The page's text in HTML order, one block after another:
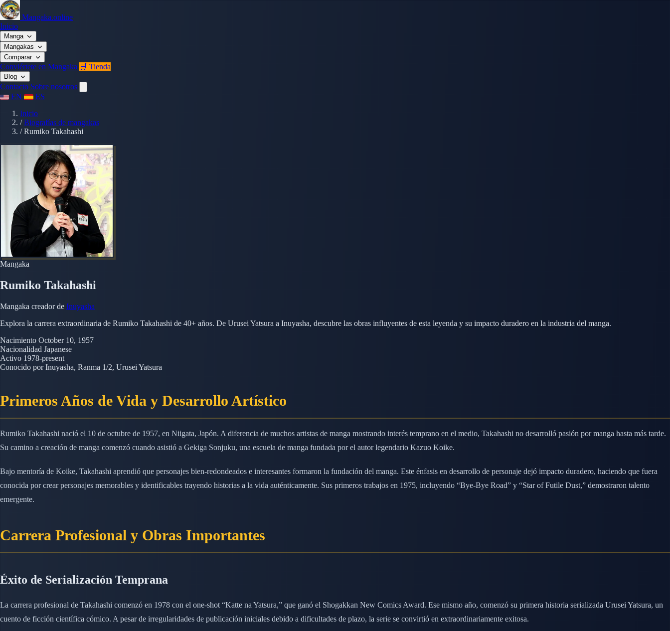
Mangaka.online
Inicio
Manga
Mangakas
Comparar
Conviértete en Mangaka 🛒 Tienda
Blog
Contacto Sobre nosotros
EN
ES
Inicio
/ Biografías de mangakas
/ Rumiko Takahashi
Mangaka
Rumiko Takahashi
Mangaka creador de Inuyasha
Explora la carrera extraordinaria de Rumiko Takahashi de 40+ años. De Urusei Yatsura a Inuyasha, descubre las obras influyentes de esta leyenda y su impacto duradero en la industria del manga.
Nacimiento October 10, 1957
Nacionalidad Japanese
Activo 1978-present
Conocido por Inuyasha, Ranma 1/2, Urusei Yatsura
Primeros Años de Vida y Desarrollo Artístico
Rumiko Takahashi nació el 10 de octubre de 1957, en Niigata, Japón. A diferencia de muchos artistas de manga mostrando interés temprano en el medio, Takahashi no desarrolló pasión por manga hasta más tarde.
Su camino a creación de manga comenzó cuando asistió a Gekiga Sonjuku, una escuela de manga fundada por el autor legendario Kazuo Koike.
Bajo mentoría de Koike, Takahashi aprendió que personajes bien-redondeados e interesantes formaron la fundación del manga. Este énfasis en desarrollo de personaje dejó impacto duradero, haciendo que fuera
conocida por crear personajes memorables y identificables trayendo historias a la vida auténticamente. Sus primeros trabajos en 1975, incluyendo “Bye-Bye Road” y “Star of Futile Dust,” demostraron talento
emergente.
Carrera Profesional y Obras Importantes
Éxito de Serialización Temprana
La carrera profesional de Takahashi comenzó en 1978 con el one-shot “Katte na Yatsura,” que ganó el Shogakkan New Comics Award. Ese mismo año, comenzó su primera historia serializada Urusei Yatsura, un
cuento de ficción científica cómico. A pesar de irregularidades de publicación iniciales debido a dificultades de plazo, la serie se convirtió en extraordinariamente exitosa.